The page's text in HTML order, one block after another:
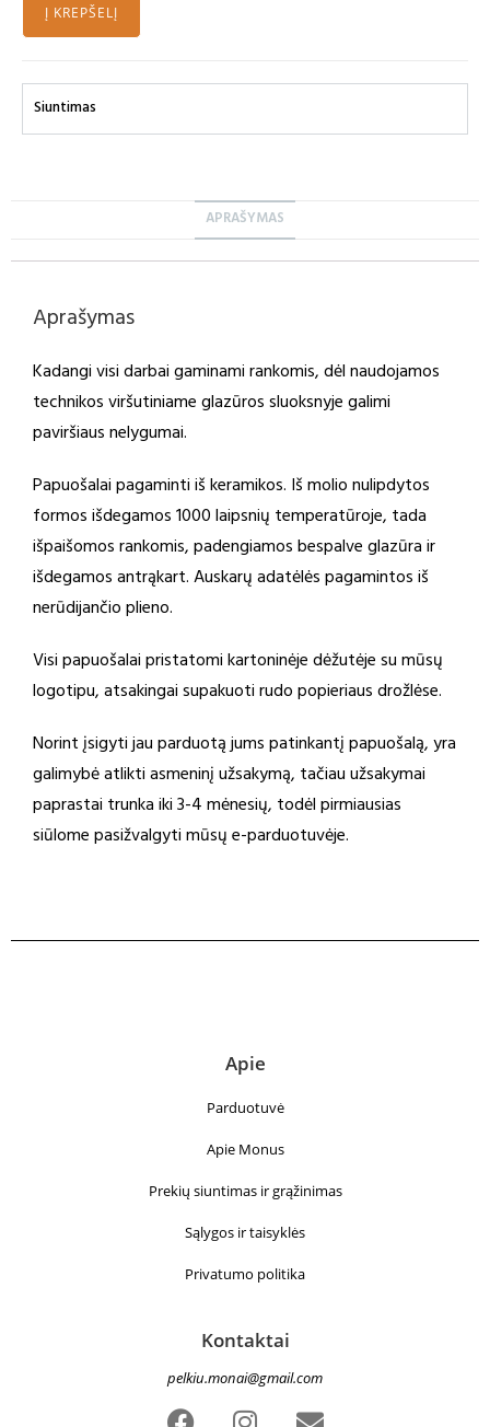
Į KREPŠELĮ
Siuntimas
APRAŠYMAS
Aprašymas
Kadangi visi darbai gaminami rankomis, dėl naudojamos
technikos viršutiniame glazūros sluoksnyje galimi
paviršiaus nelygumai.
Papuošalai pagaminti iš keramikos. Iš molio nulipdytos
formos išdegamos 1000 laipsnių temperatūroje, tada
išpaišomos rankomis, padengiamos bespalve glazūra ir
išdegamos antrąkart. Auskarų adatėlės pagamintos iš
nerūdijančio plieno.
Visi papuošalai pristatomi kartoninėje dėžutėje su mūsų
logotipu, atsakingai supakuoti rudo popieriaus drožlėse.
Norint įsigyti jau parduotą jums patinkantį papuošalą, yra
galimybė atlikti asmeninį užsakymą, tačiau užsakymai
paprastai trunka iki 3-4 mėnesių, todėl pirmiausias
siūlome pasižvalgyti mūsų e-parduotuvėje.
Apie
Parduotuvė
Apie Monus
Prekių siuntimas ir grąžinimas
Sąlygos ir taisyklės
Privatumo politika
Kontaktai
pelkiu.monai@gmail.com